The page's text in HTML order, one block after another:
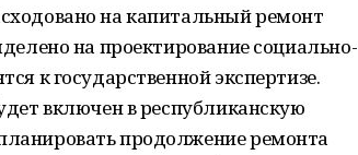
на капитальный ремонт
на проектирование социально-
к государственной экспертизе.
включен в республиканскую
продолжение ремонта